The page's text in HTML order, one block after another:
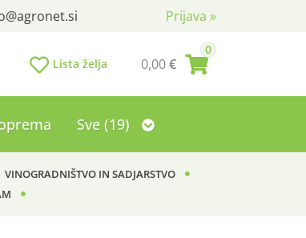
Prijava »
agronet.si
0
0,00€
Lista želja
Sve (19)
VINOGRADNIŠTVO IN SADJARSTVO